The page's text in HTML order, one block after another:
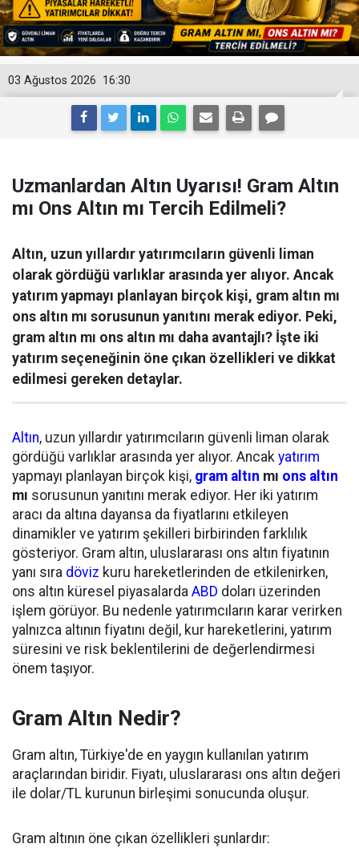
16:30
03 Ağustos 2026
Uzmanlardan Altın Uyarısı! Gram Altın
mı Ons Altın mı Tercih Edilmeli?
Altın, uzun yıllardır yatırımcıların güvenli liman
olarak gördüğü varlıklar arasında yer alıyor. Ancak
yatırım yapmayı planlayan birçok kişi, gram altın mı
ons altın mı sorusunun yanıtını merak ediyor. Peki,
gram altın mı ons altın mı daha avantajlı? İşte iki
yatırım seçeneğinin öne çıkan özellikleri ve dikkat
edilmesi gereken detaylar.
Altın, uzun yıllardır yatırımcıların güvenli liman olarak
gördüğü varlıklar arasında yer alıyor. Ancak yatırım
yapmayı planlayan birçok kişi, gram altın mı ons altın
mı sorusunun yanıtını merak ediyor. Her iki yatırım
aracı da altına dayansa da fiyatlarını etkileyen
dinamikler ve yatırım şekilleri birbirinden farklılık
gösteriyor. Gram altın, uluslararası ons altın fiyatının
yanı sıra döviz kuru hareketlerinden de etkilenirken,
ons altın küresel piyasalarda ABD doları üzerinden
işlem görüyor. Bu nedenle yatırımcıların karar verirken
yalnızca altının fiyatını değil, kur hareketlerini, yatırım
süresini ve risk beklentilerini de değerlendirmesi
önem taşıyor.
Gram Altın Nedir?
Gram altın, Türkiye'de en yaygın kullanılan yatırım
araçlarından biridir. Fiyatı, uluslararası ons altın değeri
ile dolar/TL kurunun birleşimi sonucunda oluşur.
Gram altının öne çıkan özellikleri şunlardır: